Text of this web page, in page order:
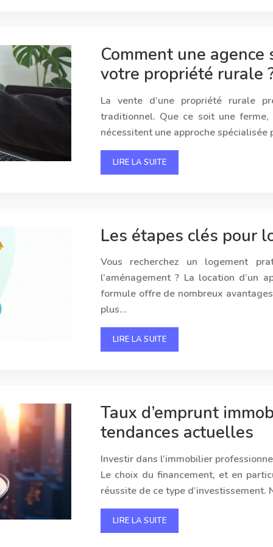
Comment une
votre propriété rurale
La vente d’une propriété rurale
traditionnel. Que ce soit une
nécessitent une approche
LIRE LA SUITE
Les étapes clés pour
Vous recherchez un logement
l’aménagement ? La location d’un
formule offre de nombreux
plus…
LIRE LA SUITE
Taux d’emprunt
tendances actuelles
Investir dans l’immobilier
Le choix du financement, et en
réussite de ce type
LIRE LA SUITE